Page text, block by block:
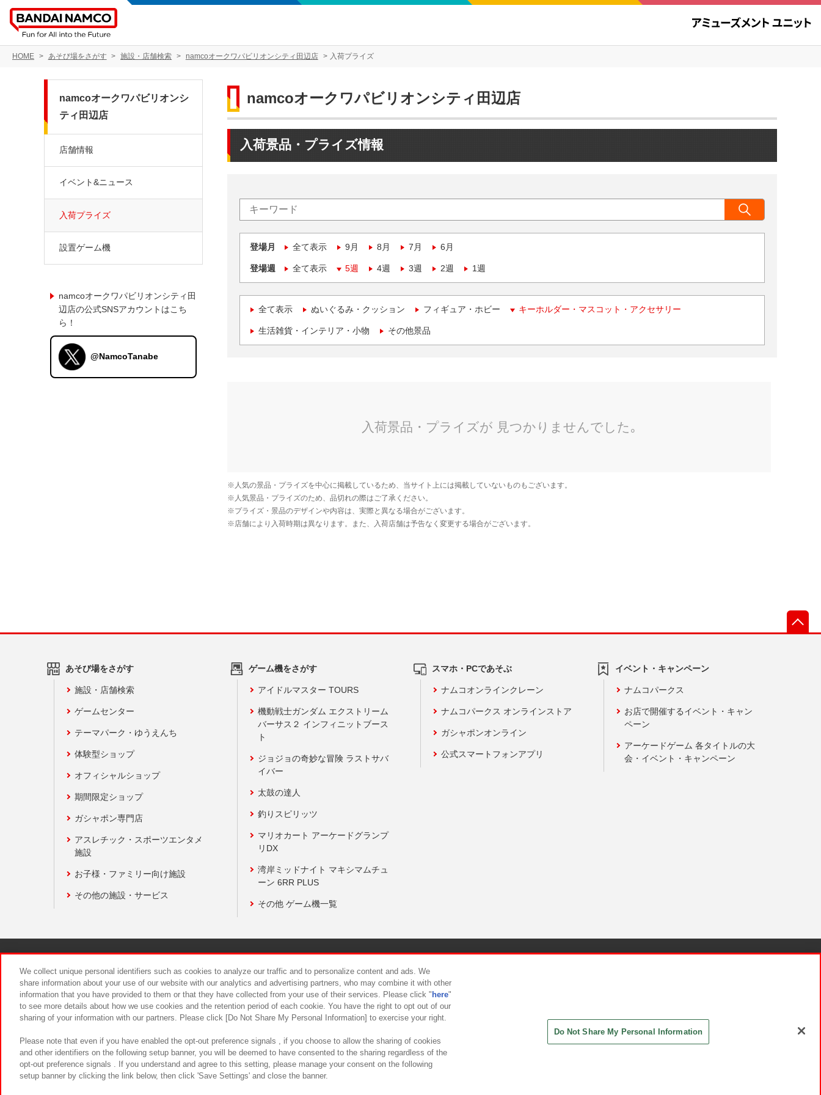
HOME あそび場をさがす 施設・店舗検索 namcoオークワパビリオンシティ田辺店 入荷プライズ
namcoオークワパビリオンシティ田辺店
入荷景品・プライズ情報
登場月 全て表示 9月 8月 7月 6月
登場週 全て表示 5週 4週 3週 2週 1週
全て表示 ぬいぐるみ・クッション フィギュア・ホビー キーホルダー・マスコット・アクセサリー
生活雑貨・インテリア・小物 その他景品
namcoオークワパビリオンシ
ティ田辺店
店舗情報
イベント&ニュース
入荷プライズ
設置ゲーム機
namcoオークワパビリオンシティ田
辺店の公式SNSアカウントはこち
ら！
@NamcoTanabe
あそび場をさがす
施設・店舗検索
ゲームセンター
テーマパーク・ゆうえんち
体験型ショップ
オフィシャルショップ
期間限定ショップ
ガシャポン専門店
アスレチック・スポーツエンタメ
施設
お子様・ファミリー向け施設
その他の施設・サービス
ゲーム機をさがす
アイドルマスター TOURS
機動戦士ガンダム エクストリーム
バーサス２ インフィニットブース
ト
ジョジョの奇妙な冒険 ラストサバ
イバー
太鼓の達人
釣りスピリッツ
マリオカート アーケードグランプ
リDX
湾岸ミッドナイト マキシマムチュ
ーン 6RR PLUS
その他 ゲーム機一覧
スマホ・PCであそぶ
ナムコオンラインクレーン
ナムコパークス オンラインストア
ガシャポンオンライン
公式スマートフォンアプリ
イベント・キャンペーン
ナムコパークス
お店で開催するイベント・キャン
ペーン
アーケードゲーム 各タイトルの大
会・イベント・キャンペーン
食品のご提供について カスタマーハラスメント対応方針
We collect unique personal identifiers such as cookies to analyze our traffic and to personalize content and ads. We
share information about your use of our website with our analytics and advertising partners, who may combine it with other
information that you have provided to them or that they have collected from your use of their services. Please click " here"
to see more details about how we use cookies and the retention period of each cookie. You have the right to opt out of our
sharing of your information with our partners. Please click [Do Not Share My Personal Information] to exercise your right.
Please note that even if you have enabled the opt-out preference signals , if you choose to allow the sharing of cookies
and other identifiers on the following setup banner, you will be deemed to have consented to the sharing regardless of the
opt-out preference signals . If you understand and agree to this setting, please manage your consent on the following
setup banner by clicking the link below, then click 'Save Settings' and close the banner.
Do Not Share My Personal Information